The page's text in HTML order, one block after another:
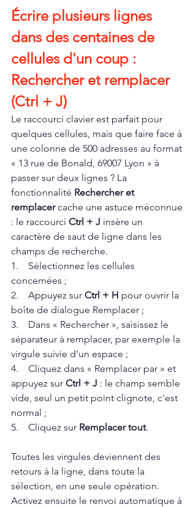
Écrire plusieurs lignes
dans des centaines de
cellules d'un coup :
Rechercher et remplacer
(Ctrl + J)
Le raccourci clavier est parfait pour
quelques cellules, mais que faire face à
une colonne de 500 adresses au format
« 13 rue de Bonald, 69007 Lyon » à
passer sur deux lignes ? La
fonctionnalité Rechercher et
remplacer cache une astuce méconnue
: le raccourci Ctrl + J insère un
caractère de saut de ligne dans les
champs de recherche.
1.    Sélectionnez les cellules
concernées ;
2.    Appuyez sur Ctrl + H pour ouvrir la
boîte de dialogue Remplacer ;
3.    Dans « Rechercher », saisissez le
séparateur à remplacer, par exemple la
virgule suivie d'un espace ;
4.    Cliquez dans « Remplacer par » et
appuyez sur Ctrl + J : le champ semble
vide, seul un petit point clignote, c'est
normal ;
5.    Cliquez sur Remplacer tout.
Toutes les virgules deviennent des
retours à la ligne, dans toute la
sélection, en une seule opération.
Activez ensuite le renvoi automatique à